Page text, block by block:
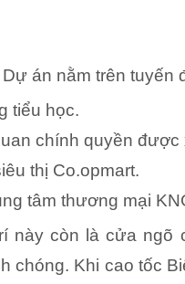
Dự án nằm trên tuyến
tiểu học.
chính quyền
thị Co.opmart.
tâm thương mại
này còn là cửa ngõ
chóng. Khi cao tốc